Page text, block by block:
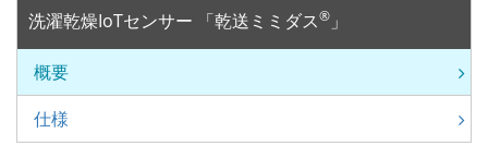
洗濯乾燥IoTセンサー 「乾送ミミダス® 」
概要
仕様